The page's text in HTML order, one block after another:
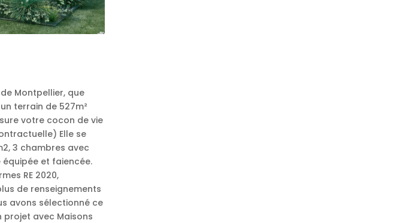
Montpellier, que
terrain de 527m²
votre cocon de vie
Elle se
3 chambres avec
et faiencée.
RE 2020,
de renseignements
avons sélectionné ce
avec Maisons